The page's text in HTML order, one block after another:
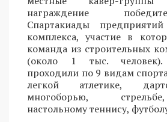
награждение
Спартакиады предприятий
комплекса, участие в
команда из строительных
(около 1 тыс. человек).
проходили по 9 видам
легкой атлетике,
многоборью,
настольному теннису,